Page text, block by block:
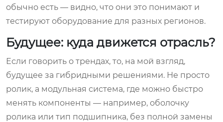
обычно есть — видно, что они это понимают и
тестируют оборудование для разных регионов.
Будущее: куда движется отрасль?
Если говорить о трендах, то, на мой взгляд,
будущее за гибридными решениями. Не просто
ролик, а модульная система, где можно быстро
менять компоненты — например, оболочку
ролика или тип подшипника, без полной замены